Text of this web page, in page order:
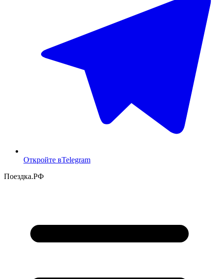
Откройте вTelegram
Поездка.РФ